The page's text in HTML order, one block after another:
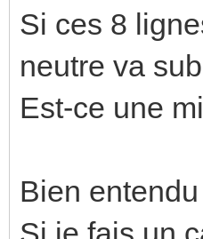
Si ces 8
neutre va
Est-ce une
Bien